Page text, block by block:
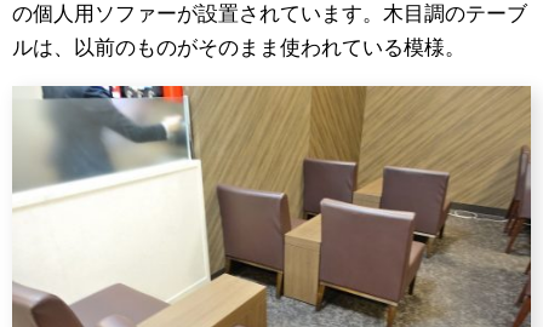
の個人用ソファーが設置されています。木目調のテーブ
ルは、以前のものがそのまま使われている模様。